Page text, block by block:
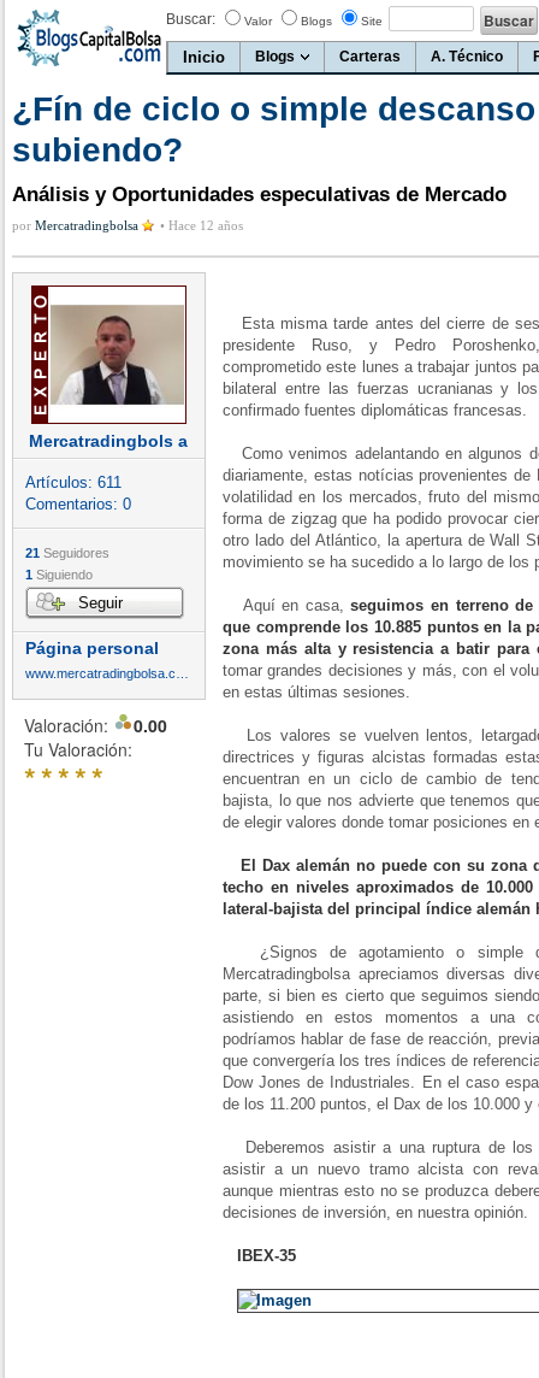
Buscar: Valor Blogs Site
Inicio Blogs Carteras A. Técnico
¿Fín de ciclo o simple
subiendo?
Análisis y Oportunidades especulativas de Mercado
por Mercatradingbolsa • Hace 12 años
Mercatradingbols a
Artículos: 611
Comentarios: 0
21 Seguidores
1 Siguiendo
Seguir
Página personal
Valoración:
0.00
Tu Valoración:
*****
Esta misma tarde antes del cierre de
presidente Ruso, y Pedro
comprometido este lunes a trabajar juntos
bilateral entre las fuerzas ucranianas y
confirmado fuentes diplomáticas francesas.
Como venimos adelantando en algunos
diariamente, estas notícias provenientes
volatilidad en los mercados, fruto del
forma de zigzag que ha podido provocar
otro lado del Atlántico, la apertura de Wall
movimiento se ha sucedido a lo largo de
Aquí en casa,seguimos en terreno
que comprende los 10.885 puntos en la
zona más alta y resistencia a batir para
tomar grandes decisiones y más, con el
en estas últimas sesiones.
Los valores se vuelven lentos,
directrices y figuras alcistas formadas
encuentran en un ciclo de cambio de
bajista, lo que nos advierte que tenemos
de elegir valores donde tomar posiciones en
El Dax alemán no puede con su
techo en niveles aproximados de
lateral-bajista del principal índice alemán
¿Signos de agotamiento o simple
Mercatradingbolsa apreciamos diversas
parte, si bien es cierto que seguimos
asistiendo en estos momentos a una
podríamos hablar de fase de reacción,
que convergería los tres índices de
Dow Jones de Industriales. En el caso
de los 11.200 puntos, el Dax de los 10.000
Deberemos asistir a una ruptura de los
asistir a un nuevo tramo alcista con
aunque mientras esto no se produzca
decisiones de inversión, en nuestra opinión.
IBEX-35